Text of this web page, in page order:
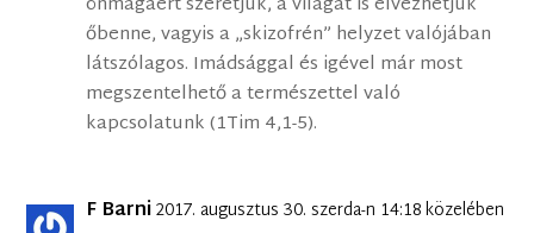
őbenne, vagyis a „skizofrén” helyzet valójában
látszólagos. Imádsággal és igével már most
megszentelhető a természettel való
kapcsolatunk (1Tim 4,1-5).
F Barni2017. augusztus 30. szerda-n 14:18 közelében